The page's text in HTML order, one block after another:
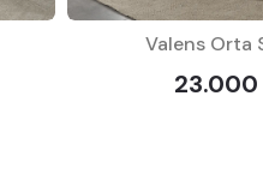
Valens Orta